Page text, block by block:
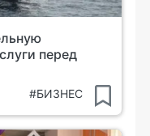
перед
#БИЗНЕС